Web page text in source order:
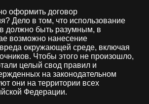
оформить договор
Дело в том, что использование
должно быть разумным, в
возможно нанесение
окружающей среде, включая
Чтобы этого не произошло,
целый свод правил и
на законодательном
они на территории всех
Федерации.